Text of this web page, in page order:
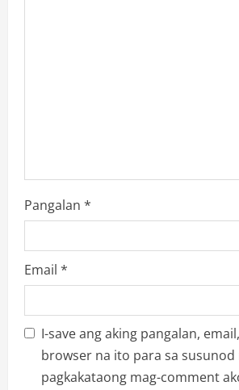
Pangalan *
Email *
I-save ang aking pangalan,
browser na ito para sa susunod
pagkakataong mag-comment